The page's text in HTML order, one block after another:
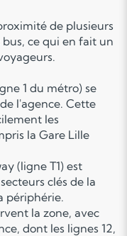
de plusieurs
ce qui en fait un
1 du métro) se
l'agence. Cette
les
la Gare Lille
(ligne T1) est
clés de la
périphérie.
la zone, avec
dont les lignes 12,